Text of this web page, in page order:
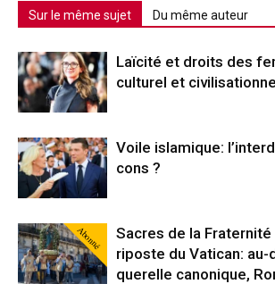
Sur le même sujet Du même auteur
Laïcité et droits des
culturel et
Voile islamique:
cons ?
Abonné
Sacres de la
riposte du Vatican: au-
querelle canonique,